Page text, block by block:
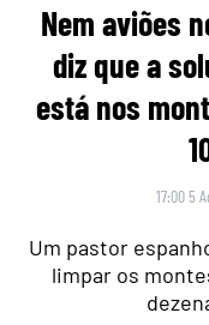
Nem aviões
diz que a
está nos
17:00 5
Um pastor
limpar os